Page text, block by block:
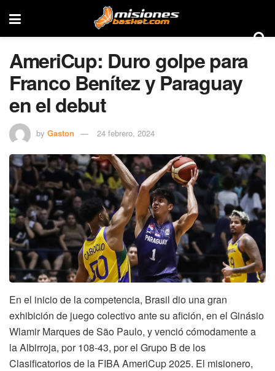
AmeriCup: Duro golpe para
Franco Benítez y Paraguay
en el debut
by Gaston 24 febrero, 2024
En el inicio de la competencia, Brasil dio una gran
exhibición de juego colectivo ante su afición, en el Ginásio
Wlamir Marques de São Paulo, y venció cómodamente a
la Albirroja, por 108-43, por el Grupo B de los
Clasificatorios de la FIBA AmeriCup 2025. El misionero,